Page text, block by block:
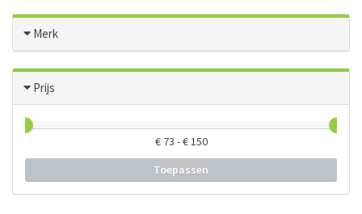
Merk
Prijs
€ 73 - €150
Toepassen